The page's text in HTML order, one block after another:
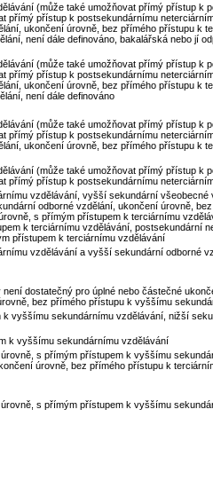
(může také umožňovat přímý přístup k
přístup k postsekundárnímu
ukončení úrovně, bez přímého přístupu k
není dále definováno, bakalářská nebo jí
(může také umožňovat přímý přístup k
přístup k postsekundárnímu
ukončení úrovně, bez přímého přístupu k
není dále definováno
(může také umožňovat přímý přístup k
přístup k postsekundárnímu
ukončení úrovně, bez přímého přístupu k
(může také umožňovat přímý přístup k
přímý přístup k postsekundárnímu
vzdělávání, vyšší sekundární
odborné vzdělání, ukončení úrovně,
s přímým přístupem k terciárnímu
k terciárnímu vzdělávání, postsekundární
přístupem k terciárnímu vzdělávání
vzdělávání a vyšší sekundární odborné
dostatečný pro úplné nebo částečné
bez přímého přístupu k vyššímu
vyššímu sekundárnímu vzdělávání, nižší
k vyššímu sekundárnímu vzdělávání
s přímým přístupem k vyššímu
úrovně, bez přímého přístupu k
s přímým přístupem k vyššímu